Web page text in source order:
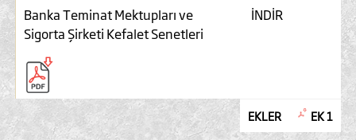
Banka Teminat Mektupları ve
Sigorta Şirketi Kefalet Senetleri
İNDİR
EKLER EK 1